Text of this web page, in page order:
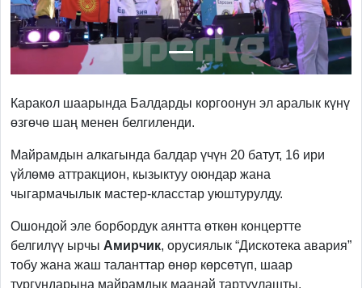
Каракол шаарында Балдарды коргоонун эл аралык күнү
өзгөчө шаң менен белгиленди.
Майрамдын алкагында балдар үчүн 20 батут, 16 ири
үйлөмө аттракцион, кызыктуу оюндар жана
чыгармачылык мастер-класстар уюштурулду.
Ошондой эле борбордук аянтта өткөн концертте
белгилүү ырчы Амирчик, орусиялык “Дискотека авария”
тобу жана жаш таланттар өнөр көрсөтүп, шаар
тургундарына майрамдык маанай тартуулашты.